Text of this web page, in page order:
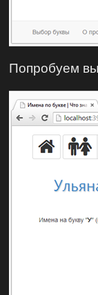
Попробуем